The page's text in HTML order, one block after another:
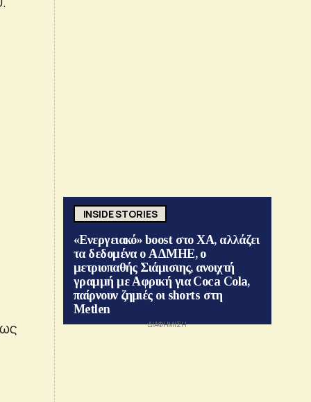
INSIDE STORIES
«Ενεργειακό» boost στο ΧΑ, αλλάζει
τα δεδομένα ο ΑΔΜΗΕ, ο
μετριοπαθής Σιάμισιης, ανοιχτή
γραμμή με Αφρική για Coca Cola,
παίρνουν ζημιές οι shorts στη
Metlen